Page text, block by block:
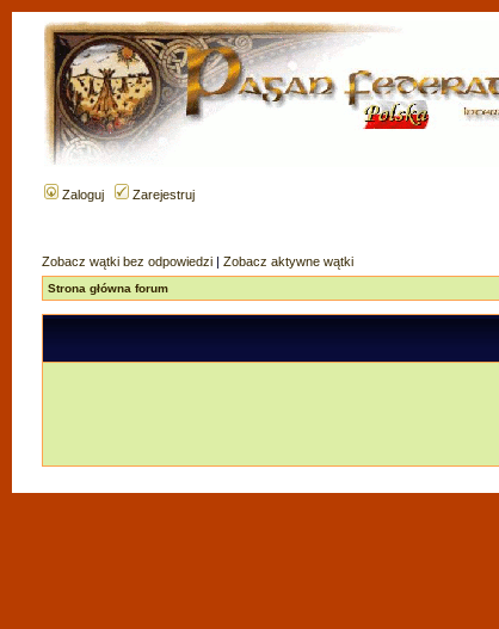
Zaloguj Zarejestruj
Zobacz wątki bez odpowiedzi | Zobacz aktywne wątki
Strona główna forum